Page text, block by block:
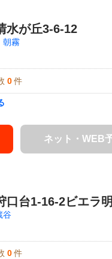
水が丘3-6-12
朝霧
0 件
ネット・WEB
口台1-16-2ビエラ
谷
0 件